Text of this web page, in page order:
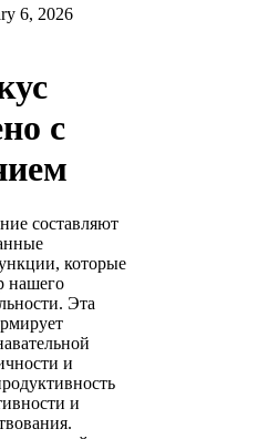
6, 2026
с
составляют
которые
нашего
Эта
и
и